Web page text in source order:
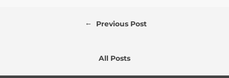
← Previous Post
All Posts